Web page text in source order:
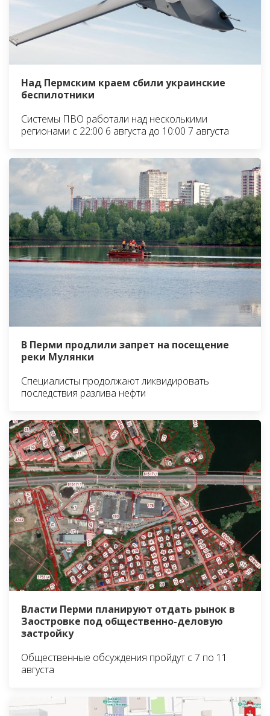
Над Пермским краем сбили украинские
беспилотники
Системы ПВО работали над несколькими
регионами с 22:00 6 августа до 10:00 7 августа
В Перми продлили запрет на посещение
реки Мулянки
Специалисты продолжают ликвидировать
последствия разлива нефти
Власти Перми планируют отдать рынок в
Заостровке под общественно-деловую
застройку
Общественные обсуждения пройдут с 7 по 11
августа